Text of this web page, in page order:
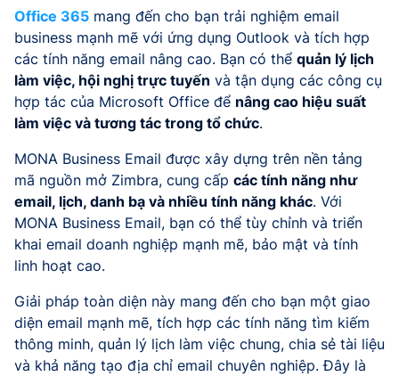
Office 365 mang đến cho bạn trải nghiệm email
business mạnh mẽ với ứng dụng Outlook và tích hợp
các tính năng email nâng cao. Bạn có thể quản lý lịch
làm việc, hội nghị trực tuyến và tận dụng các công cụ
hợp tác của Microsoft Office để nâng cao hiệu suất
làm việc và tương tác trong tổ chức.
MONA Business Email được xây dựng trên nền tảng
mã nguồn mở Zimbra, cung cấp các tính năng như
email, lịch, danh bạ và nhiều tính năng khác. Với
MONA Business Email, bạn có thể tùy chỉnh và triển
khai email doanh nghiệp mạnh mẽ, bảo mật và tính
linh hoạt cao.
Giải pháp toàn diện này mang đến cho bạn một giao
diện email mạnh mẽ, tích hợp các tính năng tìm kiếm
thông minh, quản lý lịch làm việc chung, chia sẻ tài liệu
và khả năng tạo địa chỉ email chuyên nghiệp. Đây là